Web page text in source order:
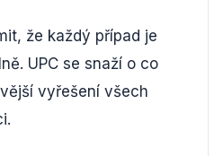
že každý případ je
UPC se snaží o co
vyřešení všech